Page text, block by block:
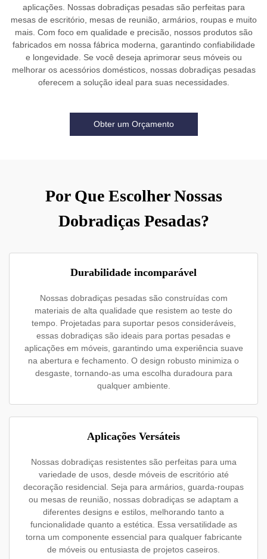
aplicações. Nossas dobradiças pesadas são perfeitas para
mesas de escritório, mesas de reunião, armários, roupas e muito
mais. Com foco em qualidade e precisão, nossos produtos são
fabricados em nossa fábrica moderna, garantindo confiabilidade
e longevidade. Se você deseja aprimorar seus móveis ou
melhorar os acessórios domésticos, nossas dobradiças pesadas
oferecem a solução ideal para suas necessidades.
Obter um Orçamento
Por Que Escolher Nossas
Dobradiças Pesadas?
Durabilidade incomparável
Nossas dobradiças pesadas são construídas com
materiais de alta qualidade que resistem ao teste do
tempo. Projetadas para suportar pesos consideráveis,
essas dobradiças são ideais para portas pesadas e
aplicações em móveis, garantindo uma experiência suave
na abertura e fechamento. O design robusto minimiza o
desgaste, tornando-as uma escolha duradoura para
qualquer ambiente.
Aplicações Versáteis
Nossas dobradiças resistentes são perfeitas para uma
variedade de usos, desde móveis de escritório até
decoração residencial. Seja para armários, guarda-roupas
ou mesas de reunião, nossas dobradiças se adaptam a
diferentes designs e estilos, melhorando tanto a
funcionalidade quanto a estética. Essa versatilidade as
torna um componente essencial para qualquer fabricante
de móveis ou entusiasta de projetos caseiros.